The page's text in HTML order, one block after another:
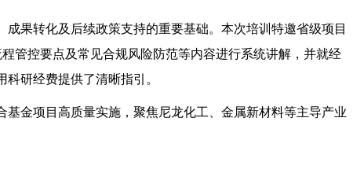
果转化及后续政策支持的重要基础。本次培训特邀省级项目
管控要点及常见合规风险防范等内容进行系统讲解，并就经
研经费提供了清晰指引。
金项目高质量实施，聚焦尼龙化工、金属新材料等主导产业